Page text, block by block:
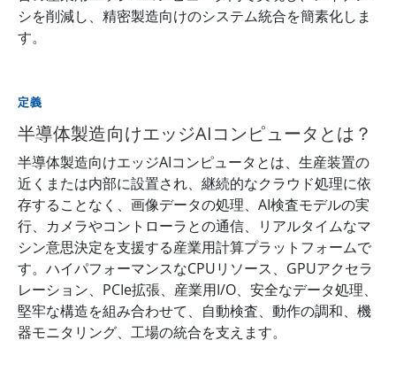
シを削減し、精密製造向けのシステム統合を簡素化しま
す。
定義
半導体製造向けエッジAIコンピュータとは？
半導体製造向けエッジAIコンピュータとは、生産装置の
近くまたは内部に設置され、継続的なクラウド処理に依
存することなく、画像データの処理、AI検査モデルの実
行、カメラやコントローラとの通信、リアルタイムなマ
シン意思決定を支援する産業用計算プラットフォームで
す。ハイパフォーマンスなCPUリソース、GPUアクセラ
レーション、PCIe拡張、産業用I/O、安全なデータ処理、
堅牢な構造を組み合わせて、自動検査、動作の調和、機
器モニタリング、工場の統合を支えます。